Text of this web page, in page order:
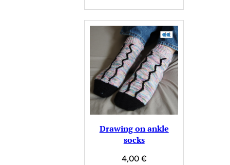
Drawing on ankle
socks
4,00 €